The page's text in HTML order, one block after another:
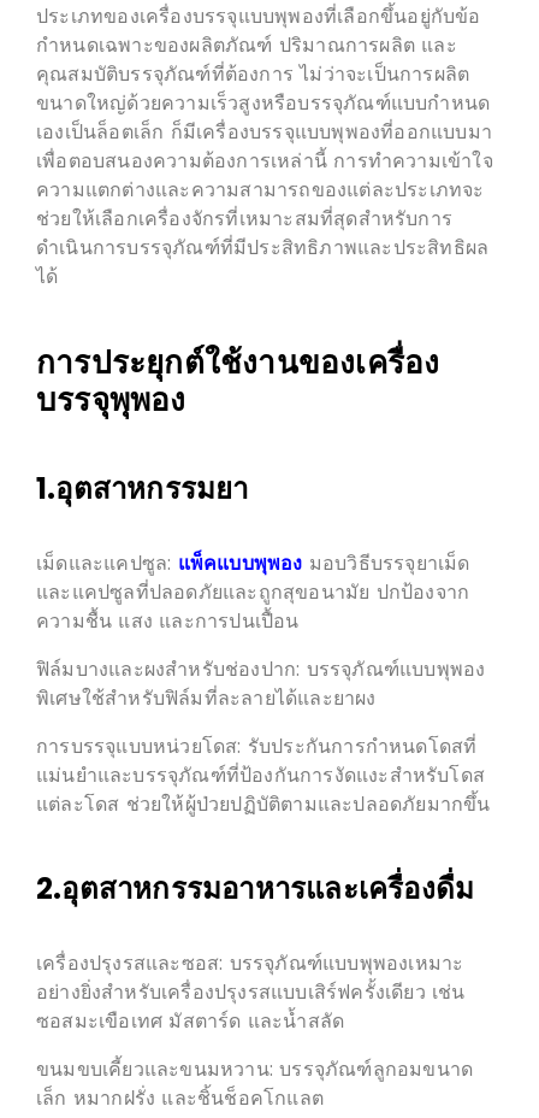
ประเภทของเครื่องบรรจุแบบพุพองที่เลือกขึ้นอยู่กับข้อ
กำหนดเฉพาะของผลิตภัณฑ์ ปริมาณการผลิต และ
คุณสมบัติบรรจุภัณฑ์ที่ต้องการ ไม่ว่าจะเป็นการผลิต
ขนาดใหญ่ด้วยความเร็วสูงหรือบรรจุภัณฑ์แบบกำหนด
เองเป็นล็อตเล็ก ก็มีเครื่องบรรจุแบบพุพองที่ออกแบบมา
เพื่อตอบสนองความต้องการเหล่านี้ การทำความเข้าใจ
ความแตกต่างและความสามารถของแต่ละประเภทจะ
ช่วยให้เลือกเครื่องจักรที่เหมาะสมที่สุดสำหรับการ
ดำเนินการบรรจุภัณฑ์ที่มีประสิทธิภาพและประสิทธิผล
ได้
การประยุกต์ใช้งานของเครื่อง
บรรจุพุพอง
1.อุตสาหกรรมยา
เม็ดและแคปซูล: แพ็คแบบพุพอง มอบวิธีบรรจุยาเม็ด
และแคปซูลที่ปลอดภัยและถูกสุขอนามัย ปกป้องจาก
ความชื้น แสง และการปนเปื้อน
ฟิล์มบางและผงสำหรับช่องปาก: บรรจุภัณฑ์แบบพุพอง
พิเศษใช้สำหรับฟิล์มที่ละลายได้และยาผง
การบรรจุแบบหน่วยโดส: รับประกันการกำหนดโดสที่
แม่นยำและบรรจุภัณฑ์ที่ป้องกันการงัดแงะสำหรับโดส
แต่ละโดส ช่วยให้ผู้ป่วยปฏิบัติตามและปลอดภัยมากขึ้น
2.อุตสาหกรรมอาหารและเครื่องดื่ม
เครื่องปรุงรสและซอส: บรรจุภัณฑ์แบบพุพองเหมาะ
อย่างยิ่งสำหรับเครื่องปรุงรสแบบเสิร์ฟครั้งเดียว เช่น
ซอสมะเขือเทศ มัสตาร์ด และน้ำสลัด
ขนมขบเคี้ยวและขนมหวาน: บรรจุภัณฑ์ลูกอมขนาด
เล็ก หมากฝรั่ง และชิ้นช็อคโกแลต